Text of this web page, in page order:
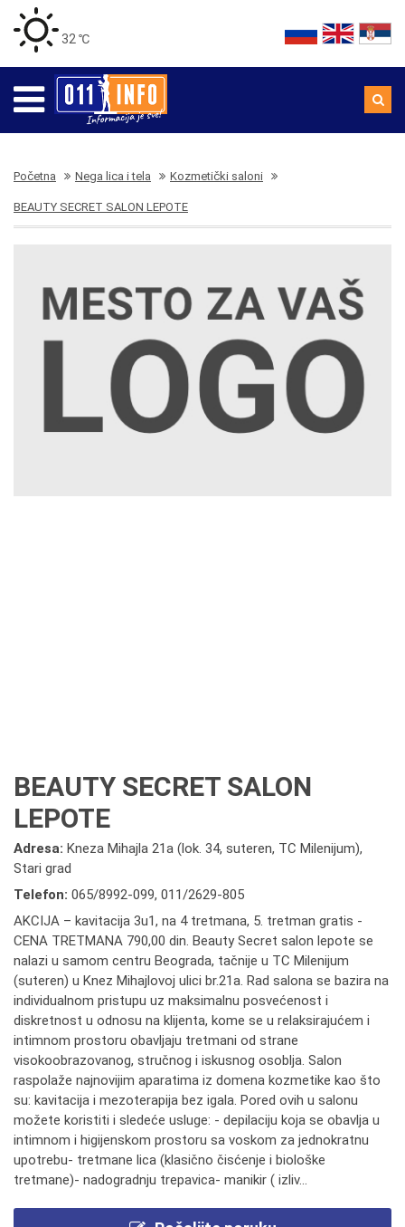
32 ℃
Početna Nega lica i tela Kozmetički saloni
BEAUTY SECRET SALON LEPOTE
BEAUTY SECRET SALON
LEPOTE
Adresa: Kneza Mihajla 21a (lok. 34, suteren, TC Milenijum),
Stari grad
Telefon: 065/8992-099, 011/2629-805
AKCIJA – kavitacija 3u1, na 4 tretmana, 5. tretman gratis -
CENA TRETMANA 790,00 din. Beauty Secret salon lepote se
nalazi u samom centru Beograda, tačnije u TC Milenijum
(suteren) u Knez Mihajlovoj ulici br.21a. Rad salona se bazira na
individualnom pristupu uz maksimalnu posvećenost i
diskretnost u odnosu na klijenta, kome se u relaksirajućem i
intimnom prostoru obavljaju tretmani od strane
visokoobrazovanog, stručnog i iskusnog osoblja. Salon
raspolaže najnovijim aparatima iz domena kozmetike kao što
su: kavitacija i mezoterapija bez igala. Pored ovih u salonu
možete koristiti i sledeće usluge: - depilaciju koja se obavlja u
intimnom i higijenskom prostoru sa voskom za jednokratnu
upotrebu- tretmane lica (klasično čisćenje i biološke
tretmane)- nadogradnju trepavica- manikir ( izliv...